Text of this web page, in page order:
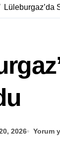
Lüleburgaz’da
2026 Yorum